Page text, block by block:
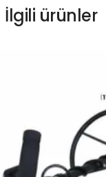
İlgili ürünler